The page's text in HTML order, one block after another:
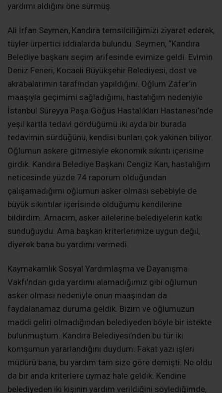
yardımı aldığını öne sürmüş.
Ali İrfan Seymen, Kandıra temsilciliğimizi ziyaret ederek,
tüyler ürpertici iddialarda bulundu. Seymen, “Kandıra
Belediye başkanı seçim arifesinde evimize geldi. Evimin
Deniz Feneri, Kocaeli Büyükşehir Belediyesi, dost ve
akrabalarımın tarafından yapıldığını. Oğlum Zafer’in
maaşıyla geçimimi sağladığımı, hastalığım nedeniyle
İstanbul Süreyya Paşa Göğüs Hastalıkları Hastanesi’nde
yeşil kartla tedavi gördüğümü iki ayda bir burada
tedavimin sürdüğünü, kendisi bunları çok yakinen biliyor.
Oğlumun askere gitmesiyle ekonomik sıkıntı içerisine
girdik. Kandıra Belediye Başkanı Cengiz Kan, hastalığım
neticesinde yüzde 74 raporum olduğundan
çalışamadığımı oğlumun asker olması sebebiyle de
büyük sıkıntılar içerisinde olduğumu kendilerine
bildirdim. Amacım, asker ailelerine belediyelerin katkı
sunduğuydu. Ama başkan kriterlerimize uygun değil,
diyerek bana bu yardımı vermedi.
Kaymakamlık Sosyal Yardımlaşma ve Dayanışma
Vakfı’ndan gıda yardımı alamadığımız gibi oğlumun
asker olması nedeniyle onun maaşından da
faydalanamaz duruma geldik. Bizim ve oğlumuzun
maddi geliri olmadığından belediyeden böyle bir istekte
bulunmuştum. Kandıra Belediyesi’nden bu tür iki
komşumun yararlandığını duydum. Fakat yazı işleri
müdürü bana, bu yardım tam size göre demişti. Ne oldu
da bir anda kriterlere uymaz hale geldik. Kendine
belediyeden iki kişinin yardım verildiğini söylediğimde,